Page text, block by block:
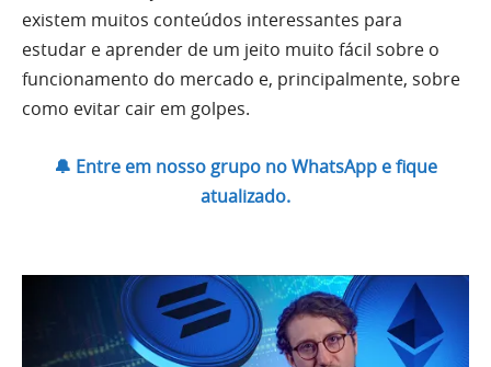
existem muitos conteúdos interessantes para
estudar e aprender de um jeito muito fácil sobre o
funcionamento do mercado e, principalmente, sobre
como evitar cair em golpes.
🔔 Entre em nosso grupo no WhatsApp e fique
atualizado.